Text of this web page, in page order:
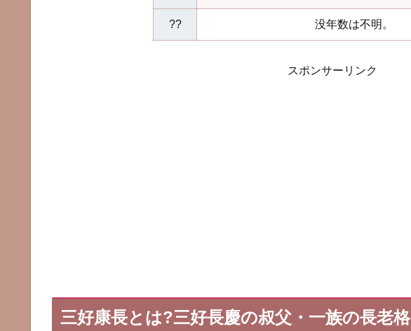
?? 没年数は不明。
スポンサーリンク
三好康長とは?三好長慶の叔父・一族の長老格